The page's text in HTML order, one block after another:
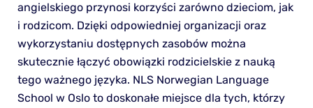
angielskiego przynosi korzyści zarówno dzieciom, jak
i rodzicom. Dzięki odpowiedniej organizacji oraz
wykorzystaniu dostępnych zasobów można
skutecznie łączyć obowiązki rodzicielskie z nauką
tego ważnego języka. NLS Norwegian Language
School w Oslo to doskonałe miejsce dla tych, którzy